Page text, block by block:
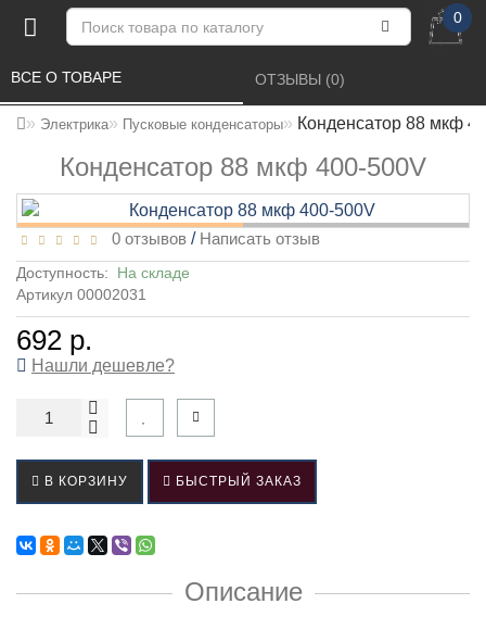
0
Электрика Пусковые конденсаторы Конденсатор 88 мкф
Конденсатор 88 мкф 400-500V
ВСЕ О ТОВАРЕ ОТЗЫВЫ (0)
0 отзывов / Написать отзыв
Доступность: На складе
Артикул 00002031
692 р.
Нашли дешевле?
В КОРЗИНУ БЫСТРЫЙ ЗАКАЗ
Описание